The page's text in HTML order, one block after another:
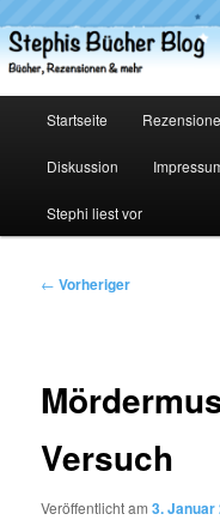
primären
Inhalt
Stephis
Startseite
Diskussion
Stephi liest vor
Beitragsnavigation
← Vorheriger
Versuch
Veröffentlicht am3. Januar